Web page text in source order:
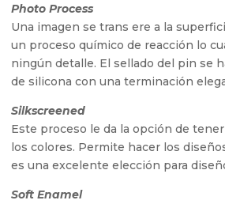
Photo Process
Una imagen se trans ere a la
un proceso químico de reacción lo
ningún detalle. El sellado del pin se
de silicona con una terminación
Silkscreened
Este proceso le da la opción de
los colores. Permite hacer los
es una excelente elección para
Soft Enamel